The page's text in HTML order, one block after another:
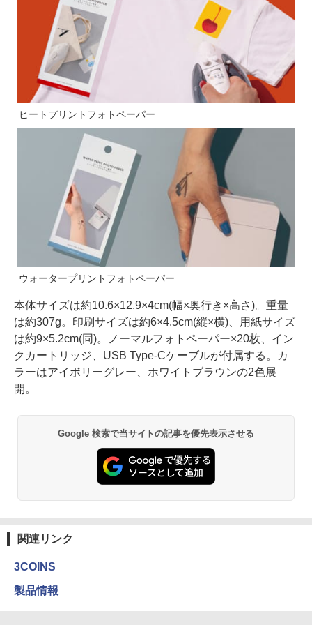
ヒートプリントフォトペーパー
ウォータープリントフォトペーパー
本体サイズは約10.6×12.9×4cm(幅×奥行き×高さ)。重量
は約307g。印刷サイズは約6×4.5cm(縦×横)、用紙サイズ
は約9×5.2cm(同)。ノーマルフォトペーパー×20枚、イン
クカートリッジ、USB Type-Cケーブルが付属する。カ
ラーはアイボリーグレー、ホワイトブラウンの2色展
開。
Google 検索で当サイトの記事を優先表示させる
関連リンク
3COINS
製品情報